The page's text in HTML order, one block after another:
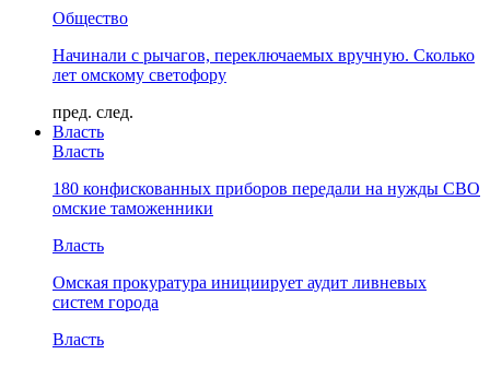
Общество
Начинали с рычагов, переключаемых вручную. Сколько
лет омскому светофору
пред. след.
Власть
Власть
180 конфискованных приборов передали на нужды СВО
омские таможенники
Власть
Омская прокуратура инициирует аудит ливневых
систем города
Власть